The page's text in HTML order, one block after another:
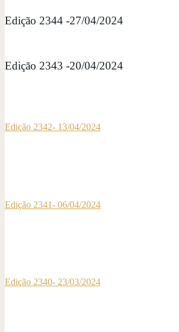
Edição 2344 -27/04/2024
Edição 2343 -20/04/2024
Edição 2342- 13/04/2024
Edição 2341- 06/04/2024
Edição 2340- 23/03/2024